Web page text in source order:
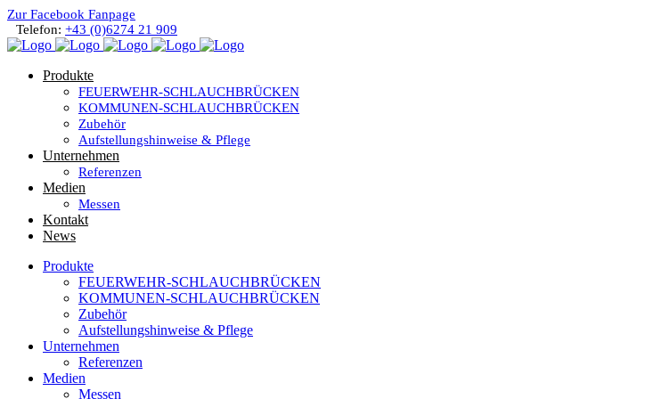
Zur Facebook Fanpage
Telefon: +43 (0)6274 21 909
Produkte
FEUERWEHR-SCHLAUCHBRÜCKEN
KOMMUNEN-SCHLAUCHBRÜCKEN
Zubehör
Aufstellungshinweise & Pflege
Unternehmen
Referenzen
Medien
Messen
Kontakt
News
Produkte
FEUERWEHR-SCHLAUCHBRÜCKEN
KOMMUNEN-SCHLAUCHBRÜCKEN
Zubehör
Aufstellungshinweise & Pflege
Unternehmen
Referenzen
Medien
Messen